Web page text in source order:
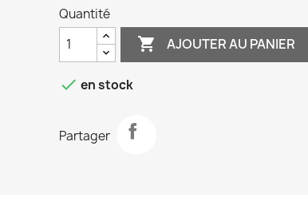
Quantité
 AJOUTER AU PANIER
 en stock
Partager